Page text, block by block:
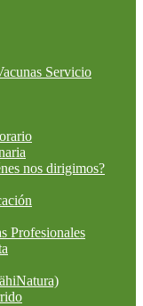
Servicio
nos dirigimos?
Profesionales